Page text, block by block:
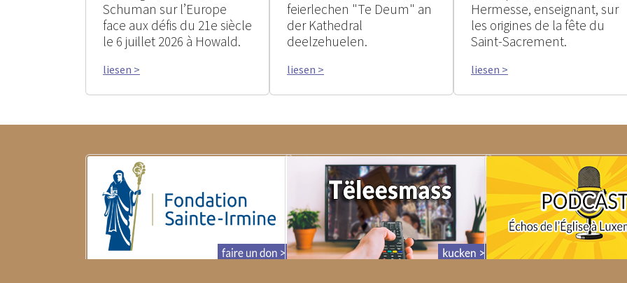
Schuman sur l’Europe
face aux défis du 21e siècle
le 6 juillet 2026 à Howald.
liesen >
feierlechen "Te Deum" an
der Kathedral
deelzehuelen.
liesen >
Hermesse, enseignant, sur
les origines de la fête du
Saint-Sacrement.
liesen >